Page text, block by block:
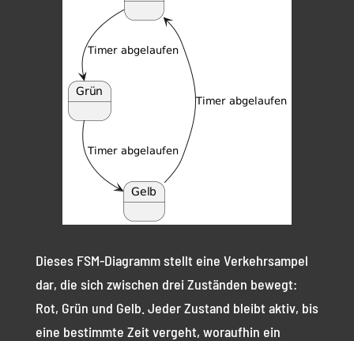
Dieses FSM-Diagramm stellt eine Verkehrsampel
dar, die sich zwischen drei Zuständen bewegt:
Rot, Grün und Gelb. Jeder Zustand bleibt aktiv, bis
eine bestimmte Zeit vergeht, woraufhin ein